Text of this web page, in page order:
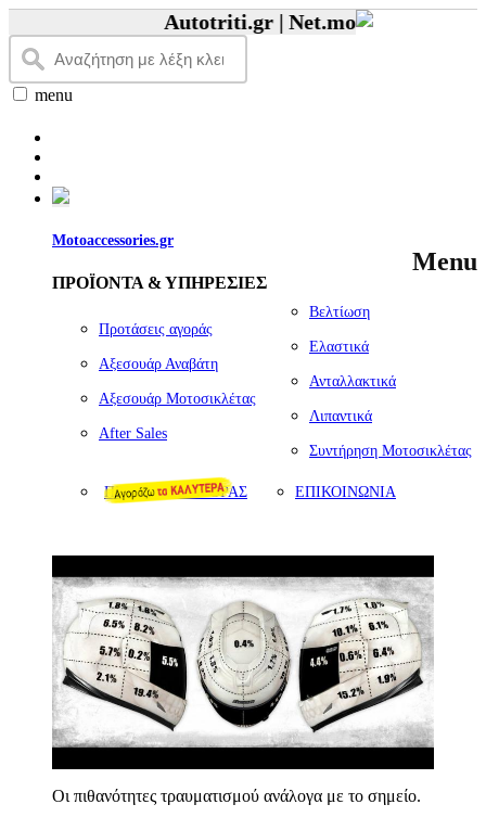
Autotriti.gr |Net.mototriti.gr |
menu
Menu
Motoaccessories.gr
ΠΡΟΪΟΝΤΑ & ΥΠΗΡΕΣΙΕΣ
Προτάσεις αγοράς
Αξεσουάρ Αναβάτη
Αξεσουάρ Μοτοσικλέτας
Αfter Sales
Βελτίωση
Ελαστικά
Ανταλλακτικά
Λιπαντικά
Συντήρηση Μοτοσικλέτας
ΠΡΟΤΑΣΕΙΣ ΑΓΟΡΑΣ ΕΠΙΚΟΙΝΩΝΙΑ
Οι πιθανότητες τραυματισμού ανάλογα με το σημείο.